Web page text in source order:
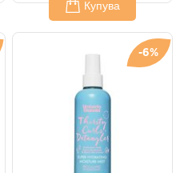
Купува
-6%